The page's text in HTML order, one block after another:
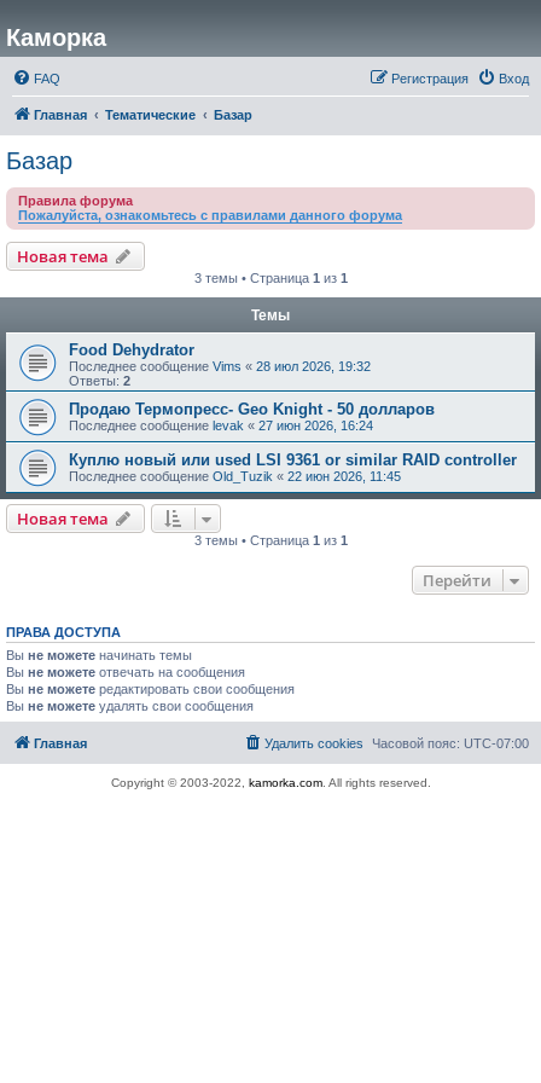
Каморка
FAQ Вход
Регистрация
Главная Тематические Базар
Базар
Правила форума
Пожалуйста, ознакомьтесь с правилами данного форума
Новая тема
3 темы • Страница 1 из 1
Темы
Food Dehydrator
Последнее сообщение Vims « 28 июл 2026, 19:32
Ответы: 2
Продаю Термопресс- Geo Knight - 50 долларов
Последнее сообщение levak « 27 июн 2026, 16:24
Куплю новый или used LSI 9361 or similar RAID controller
Последнее сообщение Old_Tuzik « 22 июн 2026, 11:45
Новая тема
3 темы • Страница 1 из 1
Перейти
ПРАВА ДОСТУПА
Вы не можете начинать темы
Вы не можете отвечать на сообщения
Вы не можете редактировать свои сообщения
Вы не можете удалять свои сообщения
Главная Часовой пояс: UTC-07:00
Удалить cookies
Copyright © 2003-2022, kamorka.com. All rights reserved.